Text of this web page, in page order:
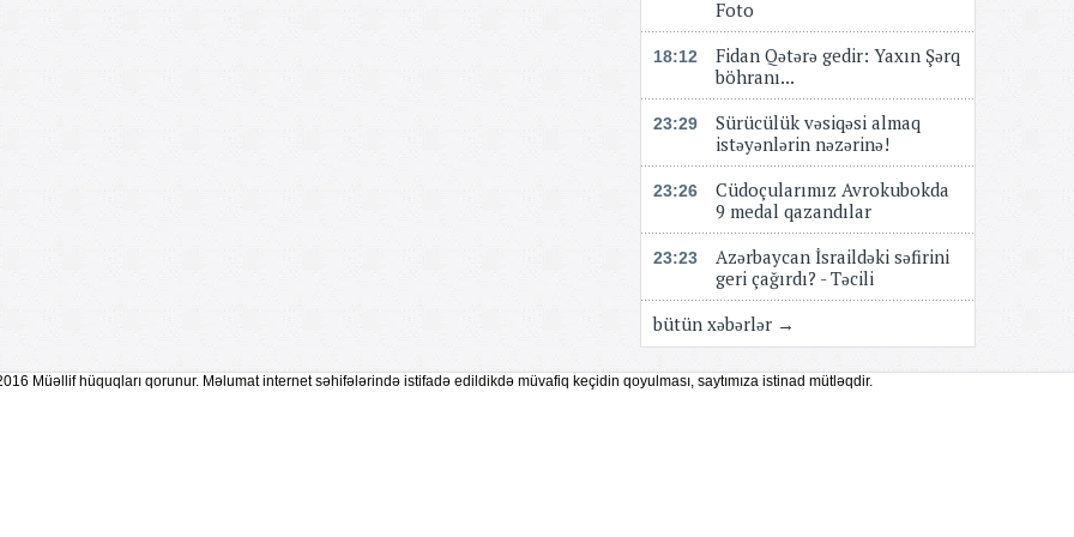
Foto
18:12
Fidan Qətərə gedir: Yaxın Şərq
böhranı...
23:29
Sürücülük vəsiqəsi almaq
istəyənlərin nəzərinə!
23:26
Cüdoçularımız Avrokubokda
9 medal qazandılar
23:23
Azərbaycan İsraildəki səfirini
geri çağırdı? - Təcili
bütün xəbərlər →
Müəllif hüquqları qorunur. Məlumat internet səhifələrində istifadə edildikdə müvafiq keçidin qoyulması, saytımıza istinad mütləqdir.